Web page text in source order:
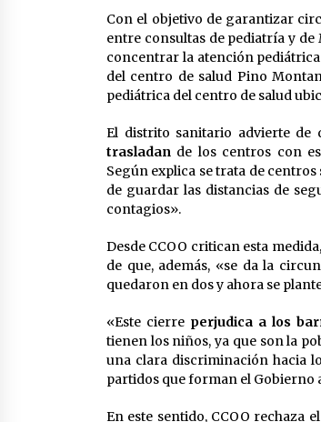
Con el objetivo de garantizar
entre consultas de pediatría y de
concentrar la atención
del centro de salud Pino
pediátrica del centro de salud
El distrito sanitario advierte de
trasladan de los centros con
Según explica se trata de
de guardar las distancias de
contagios».
Desde CCOO critican esta
de que, además, «se da la
quedaron en dos y ahora se
«Este cierre perjudica a los
tienen los niños, ya que son la
una clara discriminación hacia
partidos que forman el Gobierno
En este sentido, CCOO rechaza